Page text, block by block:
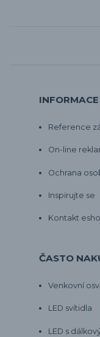
Reference
On-line
Ochrana
Inspirujte se
Kontakt
ČASTO
Venkovní
LED svítidla
LED s